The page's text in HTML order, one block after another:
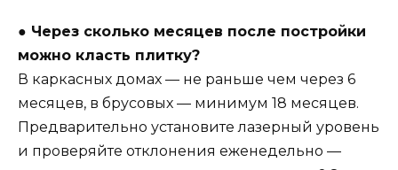
● Через сколько месяцев после постройки
можно класть плитку?
В каркасных домах — не раньше чем через 6
месяцев, в брусовых — минимум 18 месяцев.
Предварительно установите лазерный уровень
и проверяйте отклонения еженедельно —